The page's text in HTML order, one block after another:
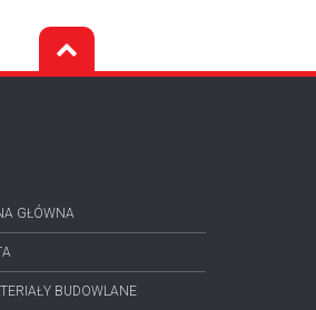
GŁÓWNA
BUDOWLANE